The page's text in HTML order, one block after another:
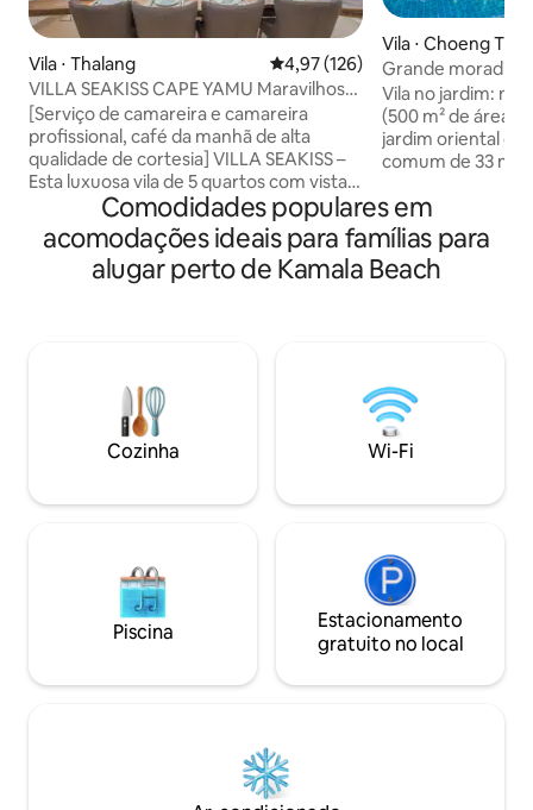
Vila ⋅ Thalang 4,97 de uma avaliação média de
4,97 (126)
VILLA SEAKISS CAPE YAMU Maravilhosa
Vila com Vista para o Mar, Café da Manhã
Incluído, Empregada e Mordomo
[Serviço de camareira e camareira
profissional, café da manhã de alta
qualidade de cortesia] VILLA SEAKISS –
Esta luxuosa vila de 5 quartos com vista
para o mar está localizada em Cape
Yamu, um dos locais mais prestigiados
de Phuket, com vista para o sereno Mar
de Andaman, dentro de uma área
consiste em duas camas de solteiro.A
vila usa a mesma roupa de cama e
produtos de higiene pessoal que um
hotel cinco estrelas, com um chef
manhã de alta qualidade de cortesia
como serviços de almoço e jantar
(cobrado por pessoa).A vila tem uma
máquina automática de mahjong, TV a
cabo Netflix e um espaço de brinquedos
fluente em inglês, chinês e tailandês e
suíte pode acomodar 8 hóspedes em 4
quartos. Se você precisar usar 5 quartos,
selecione outro link. É necessário um
Vila ⋅ Choeng
Grande moradia
enorme.
Vila no jardim:
(500 m² de área
jardim oriental
comum de 33 m e
quartos com
para famílias.
terraços com
de Surin fica a 7
e o Carpe Diem.
tailandês
Comodidades populares em
acomodações ideais para famílias para
alugar perto de Kamala Beach
Cozinha Wi-Fi
Piscina
Estacionamento
gratuito no local